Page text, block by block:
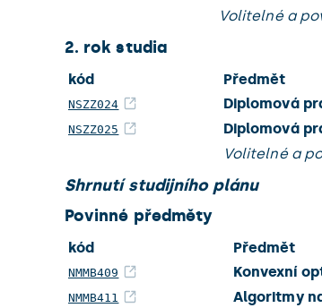
Volitelné a
2. rok studia
kód Předmět
NSZZ024 Diplomová
NSZZ025 Diplomová
Volitelné a
Shrnutí studijního plánu
Povinné předměty
kód Předmět
NMMB409 Konvexní
NMMB411 Algoritmy